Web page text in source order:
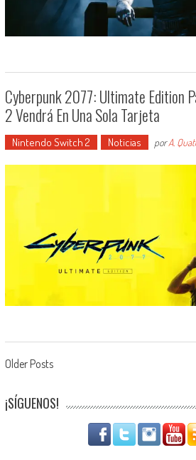
Cyberpunk 2077: Ultimate Edition
2 Vendrá En Una Sola Tarjeta
Nintendo Switch 2 Noticias porA.
Navegación de entradas
Older Posts
¡SÍGUENOS!